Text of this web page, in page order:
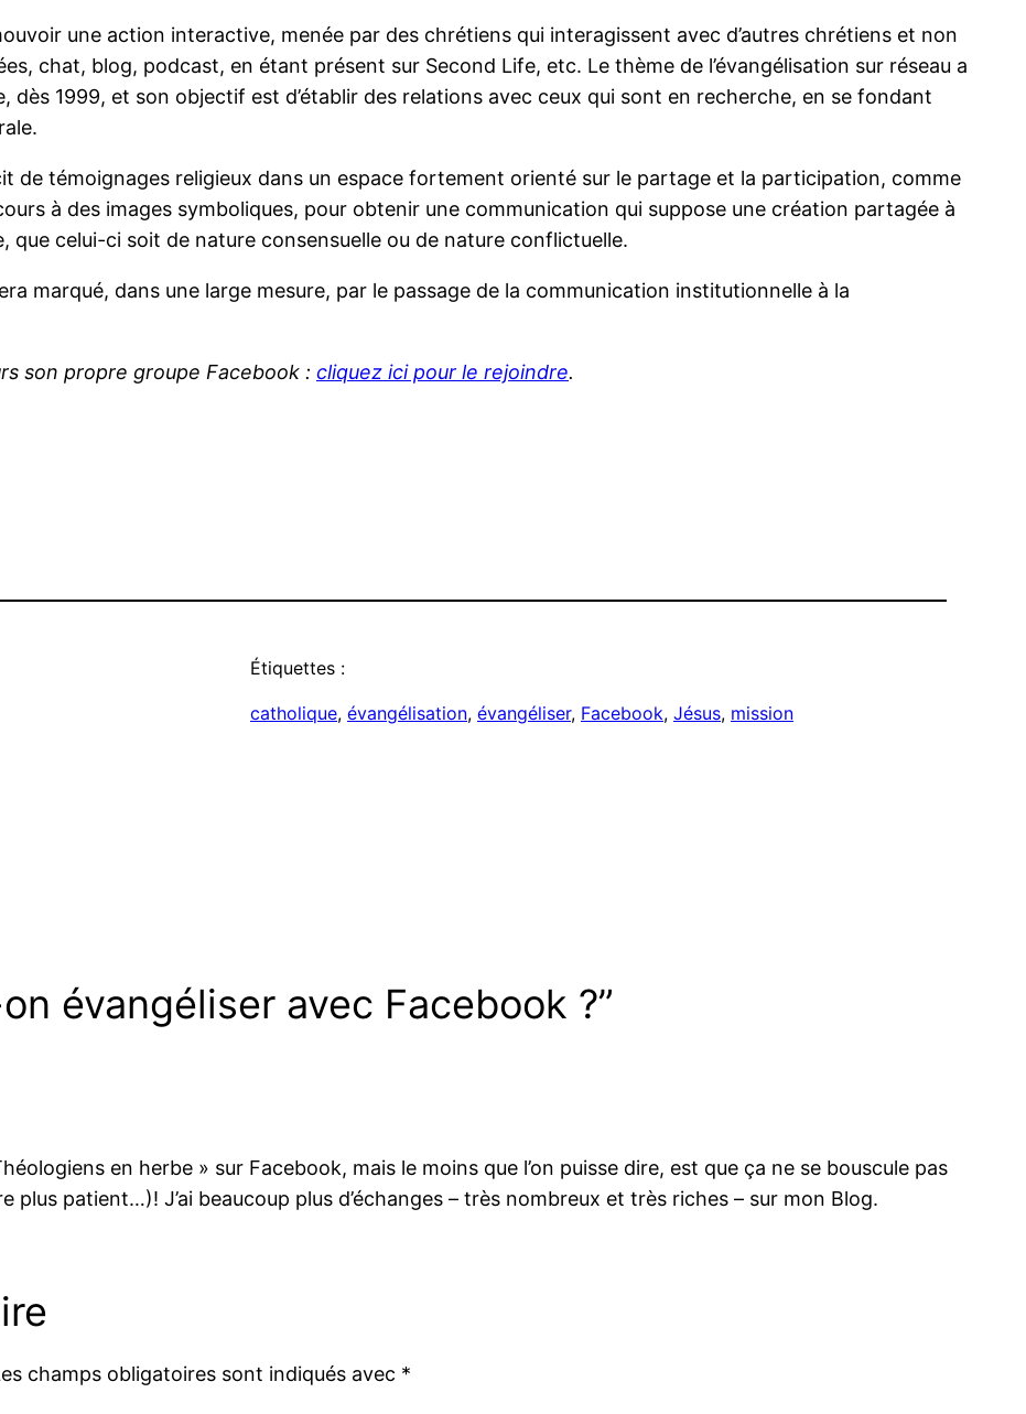
une action interactive, menée par des chrétiens qui interagissent avec d’autres chrétiens et non
chat, blog, podcast, en étant présent sur Second Life, etc. Le thème de l’évangélisation sur réseau a
dès 1999, et son objectif est d’établir des relations avec ceux qui sont en recherche, en se fondant
de témoignages religieux dans un espace fortement orienté sur le partage et la participation, comme
à des images symboliques, pour obtenir une communication qui suppose une création partagée à
que celui-ci soit de nature consensuelle ou de nature conflictuelle.
marqué, dans une large mesure, par le passage de la communication institutionnelle à la
son propre groupe Facebook : cliquez ici pour le rejoindre.
Étiquettes :
catholique, évangélisation, évangéliser, Facebook, Jésus, mission
évangéliser avec Facebook ?”
en herbe » sur Facebook, mais le moins que l’on puisse dire, est que ça ne se bouscule pas
patient…)! J’ai beaucoup plus d’échanges – très nombreux et très riches – sur mon Blog.
champs obligatoires sont indiqués avec *